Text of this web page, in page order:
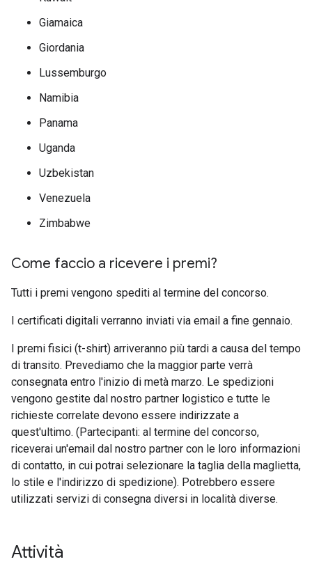
Giamaica
Giordania
Lussemburgo
Namibia
Panama
Uganda
Uzbekistan
Venezuela
Zimbabwe
Come faccio a ricevere i premi?
Tutti i premi vengono spediti al termine del concorso.
I certificati digitali verranno inviati via email a fine gennaio.
I premi fisici (t-shirt) arriveranno più tardi a causa del tempo
di transito. Prevediamo che la maggior parte verrà
consegnata entro l'inizio di metà marzo. Le spedizioni
vengono gestite dal nostro partner logistico e tutte le
richieste correlate devono essere indirizzate a
quest'ultimo. (Partecipanti: al termine del concorso,
riceverai un'email dal nostro partner con le loro informazioni
di contatto, in cui potrai selezionare la taglia della maglietta,
lo stile e l'indirizzo di spedizione). Potrebbero essere
utilizzati servizi di consegna diversi in località diverse.
Attività